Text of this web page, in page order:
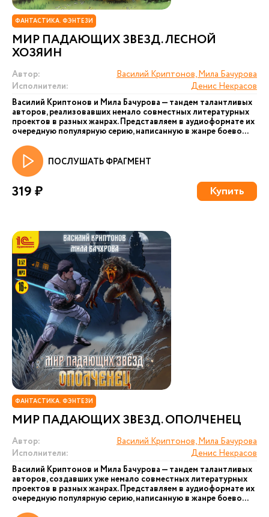
ФАНТАСТИКА. ФЭНТЕЗИ
МИР ПАДАЮЩИХ ЗВЕЗД. ЛЕСНОЙ
ХОЗЯИН
Автор:
Василий Криптонов, Мила Бачурова
Исполнители:
Денис Некрасов
Василий Криптонов и Мила Бачурова — тандем талантливых
авторов, реализовавших немало совместных литературных
проектов в разных жанрах. Представляем в аудиоформате их
очередную популярную серию, написанную в жанре боево...
ПОСЛУШАТЬ ФРАГМЕНТ
319 ₽ Купить
ФАНТАСТИКА. ФЭНТЕЗИ
МИР ПАДАЮЩИХ ЗВЕЗД. ОПОЛЧЕНЕЦ
Автор:
Василий Криптонов, Мила Бачурова
Исполнители:
Денис Некрасов
Василий Криптонов и Мила Бачурова — тандем талантливых
авторов, создавших уже немало совместных литературных
проектов в разных жанрах. Представляем в аудиоформате их
очередную популярную серию, написанную в жанре боево...